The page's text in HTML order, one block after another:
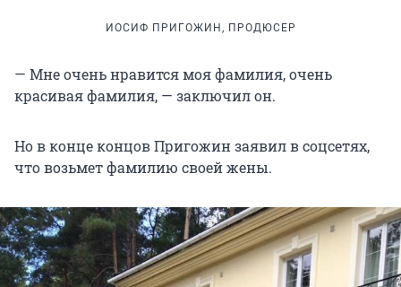
ИОСИФ ПРИГОЖИН, ПРОДЮСЕР
— Мне очень нравится моя фамилия, очень
красивая фамилия, — заключил он.
Но в конце концов Пригожин заявил в соцсетях,
что возьмет фамилию своей жены.